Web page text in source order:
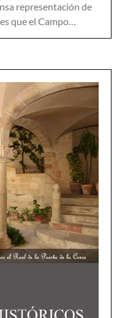
representación de
que el Campo…